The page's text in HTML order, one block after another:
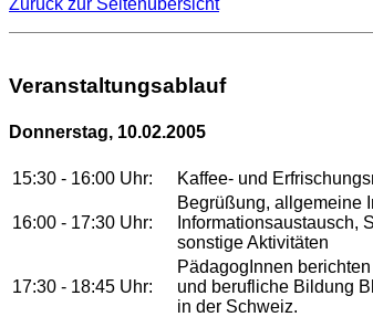
Veranstaltungsablauf
Donnerstag, 10.02.2005
15:30 - 16:00 Uhr: Kaffee- und
16:00 - 17:30 Uhr:
Begrüßung, allgemeine
Informationsaustausch,
sonstige Aktivitäten
17:30 - 18:45 Uhr:
PädagogInnen
und berufliche Bildung
in der Schweiz.